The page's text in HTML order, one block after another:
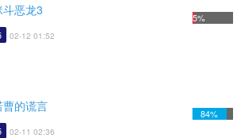
斗恶龙3
02-12 01:52
5%
曹的谎言
02-11 02:36
84%